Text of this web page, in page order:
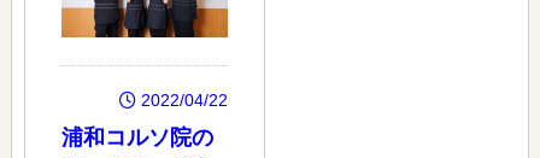
2022/04/22
浦和コルソ院の